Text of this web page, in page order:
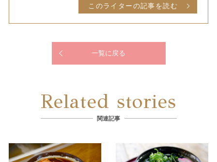
このライターの記事を読む
一覧に戻る
Related stories
関連記事